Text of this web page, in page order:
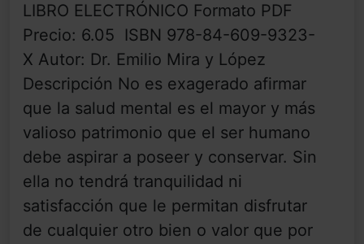
LIBRO ELECTRÓNICO Formato PDF
Precio: 6.05  ISBN 978-84-609-9323-
X Autor: Dr. Emilio Mira y López
Descripción No es exagerado afirmar
que la salud mental es el mayor y más
valioso patrimonio que el ser humano
debe aspirar a poseer y conservar. Sin
ella no tendrá tranquilidad ni
satisfacción que le permitan disfrutar
de cualquier otro bien o valor que por